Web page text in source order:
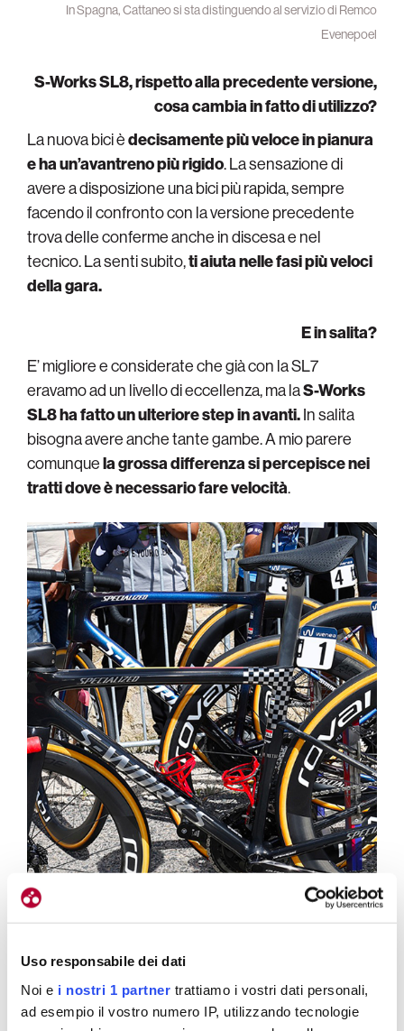
Uso responsabile dei dati
Noi e i nostri 1 partner trattiamo i vostri dati personali,
ad esempio il vostro numero IP, utilizzando tecnologie
In Spagna, Cattaneo si sta distinguendo al servizio di Remco
Evenepoel
S-Works SL8, rispetto alla precedente versione,
cosa cambia in fatto di utilizzo?
La nuova bici èdecisamente più veloce in pianura
e ha un’avantreno più rigido. La sensazione di
avere a disposizione una bici più rapida, sempre
facendo il confronto con la versione precedente
trova delle conferme anche in discesa e nel
tecnico. La senti subito,ti aiuta nelle fasi più veloci
della gara.
E in salita?
E’ migliore e considerate che già con la SL7
eravamo ad un livello di eccellenza, ma laS-Works
SL8 ha fatto un ulteriore step in avanti.In salita
bisogna avere anche tante gambe. A mio parere
comunquela grossa differenza si percepisce nei
tratti dove è necessario fare velocità.
Livrea speciale per la SL8 di Remco e subito dietro le bici di tutta la
Soudal-Quick Step alla Vuelta